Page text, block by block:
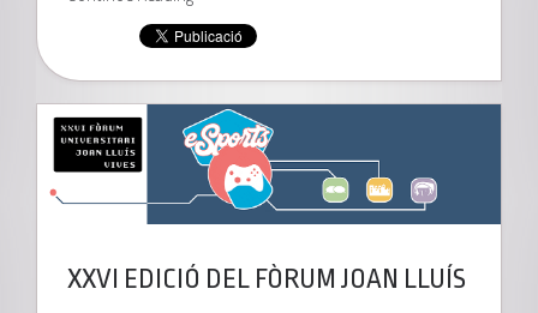
XXVI EDICIÓ DEL FÒRUM JOAN LLUÍS